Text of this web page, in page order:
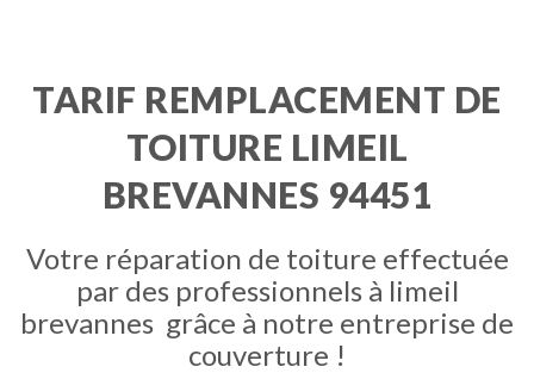
TARIF REMPLACEMENT DE
TOITURE LIMEIL
BREVANNES 94451
Votre réparation de toiture effectuée
par des professionnels à limeil
brevannes grâce à notre entreprise de
couverture !